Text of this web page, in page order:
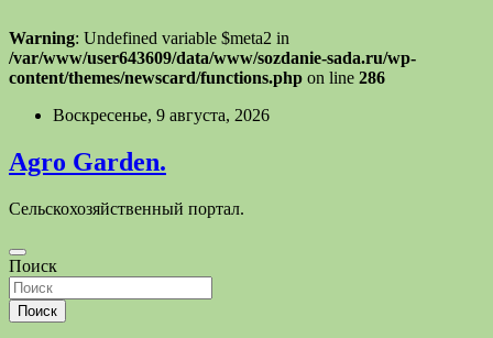
Warning: Undefined variable $meta2 in
/var/www/user643609/data/www/sozdanie-sada.ru/wp-
content/themes/newscard/functions.php on line 286
Перейти
содержимому
Воскресенье, 9 августа, 2026
Agro Garden.
Сельскохозяйственный портал.
Поиск
Поиск